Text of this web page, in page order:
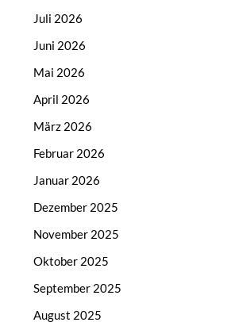
Juli 2026
Juni 2026
Mai 2026
April 2026
März 2026
Februar 2026
Januar 2026
Dezember 2025
November 2025
Oktober 2025
September 2025
August 2025